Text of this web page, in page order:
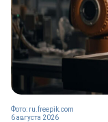
6 августа 2026
Фото: ru.freepik.com